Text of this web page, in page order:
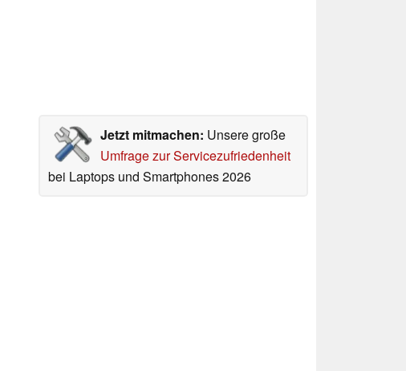
Jetzt mitmachen: Unsere große
Umfrage zur Servicezufriedenheit
bei Laptops und Smartphones 2026